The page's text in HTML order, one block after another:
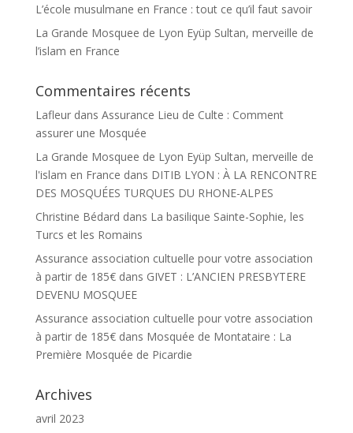
L’école musulmane en France : tout ce qu’il faut savoir
La Grande Mosquee de Lyon Eyüp Sultan, merveille de
l’islam en France
Commentaires récents
Lafleurdans Assurance Lieu de Culte : Comment
assurer une Mosquée
La Grande Mosquee de Lyon Eyüp Sultan, merveille de
l'islam en France dans DITIB LYON : À LA RENCONTRE
DES MOSQUÉES TURQUES DU RHONE-ALPES
Christine Bédard dans La basilique Sainte-Sophie, les
Turcs et les Romains
Assurance association cultuelle pour votre association
à partir de 185€dans GIVET : L’ANCIEN PRESBYTERE
DEVENU MOSQUEE
Assurance association cultuelle pour votre association
à partir de 185€dans Mosquée de Montataire : La
Première Mosquée de Picardie
Archives
avril 2023